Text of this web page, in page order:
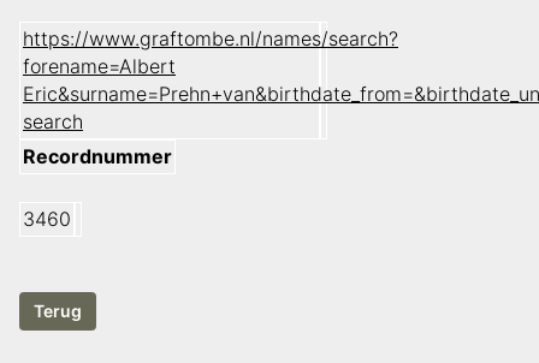
https://www.graftombe.nl/names/search?
forename=Albert
search
Recordnummer
3460